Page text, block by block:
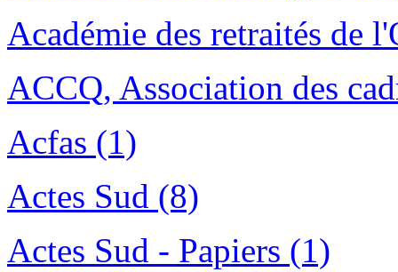
Académie des retraités de
ACCQ, Association des
Acfas (1)
Actes Sud (8)
Actes Sud - Papiers (1)